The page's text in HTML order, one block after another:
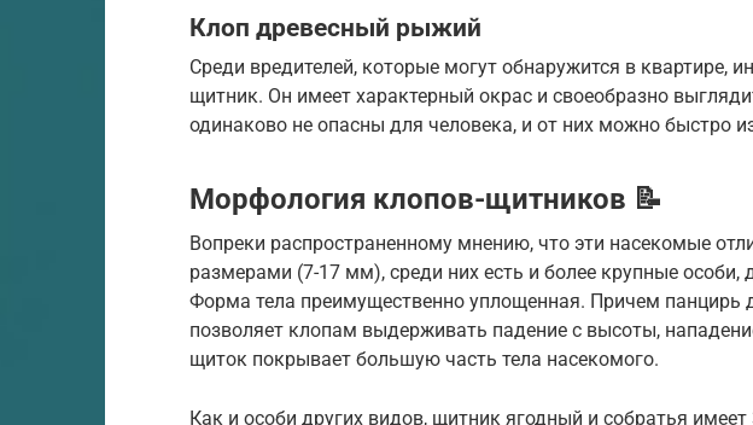
Клоп древесный рыжий
Среди вредителей, которые могут обнаружится в квартире,
щитник. Он имеет характерный окрас и своеобразно
одинаково не опасны для человека, и от них можно быстро
Морфология клопов-щитников 📝
Вопреки распространенному мнению, что эти насекомые
размерами (7-17 мм), среди них есть и более крупные особи,
Форма тела преимущественно уплощенная. Причем панцирь
позволяет клопам выдерживать падение с высоты,
щиток покрывает большую часть тела насекомого.
Как и особи других видов, щитник ягодный и собратья